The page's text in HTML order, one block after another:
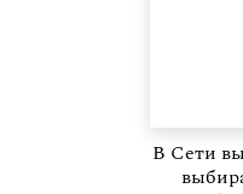
В Сети